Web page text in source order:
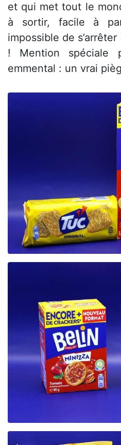
et qui met tout le
à sortir, facile à
impossible de
! Mention spéciale
emmental : un vrai